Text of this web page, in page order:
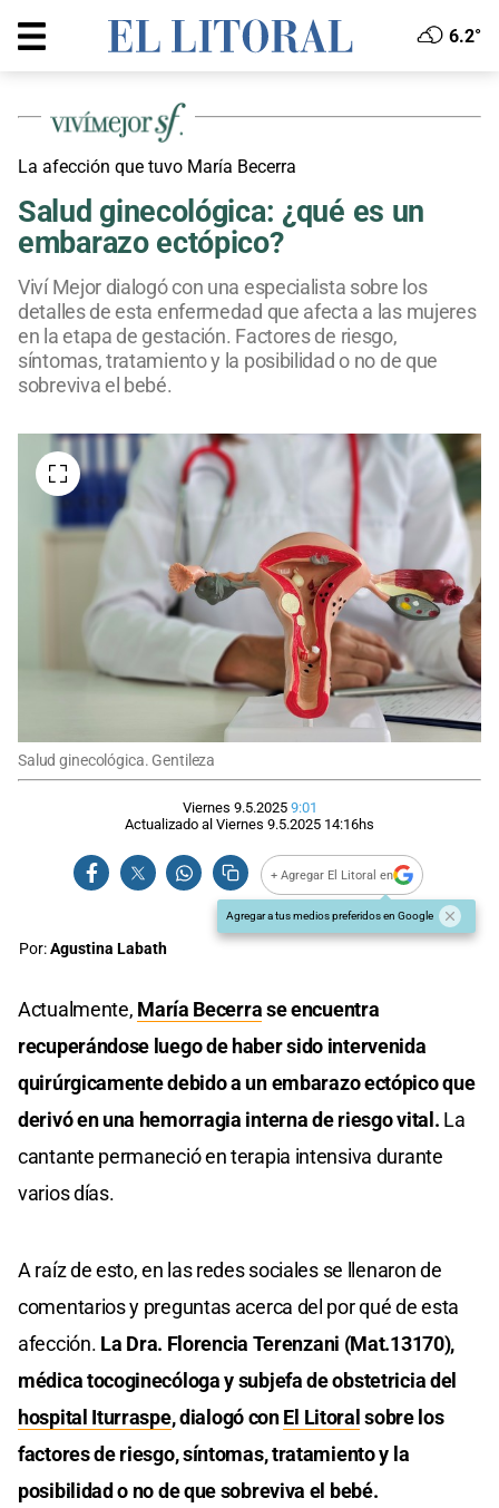
6.2°
La afección que tuvo María Becerra
Salud ginecológica: ¿qué es un
embarazo ectópico?
Viví Mejor dialogó con una especialista sobre los
detalles de esta enfermedad que afecta a las mujeres
en la etapa de gestación. Factores de riesgo,
síntomas, tratamiento y la posibilidad o no de que
sobreviva el bebé.
Salud ginecológica. Gentileza
Viernes 9.5.2025 9:01
Actualizado al Viernes 9.5.2025 14:16hs
+ Agregar El Litoral en
Agregar a tus medios preferidos en Google
Por:Agustina Labath
Actualmente, María Becerrase encuentra
recuperándose luego de haber sido intervenida
quirúrgicamente debido a un embarazo ectópico que
derivó en una hemorragia interna de riesgo vital. La
cantante permaneció en terapia intensiva durante
varios días.
A raíz de esto, en las redes sociales se llenaron de
comentarios y preguntas acerca del por qué de esta
afección. La Dra. Florencia Terenzani (Mat.13170),
médica tocoginecóloga y subjefa de obstetricia del
hospital Iturraspe, dialogó conEl Litoral sobre los
factores de riesgo, síntomas, tratamiento y la
posibilidad o no de que sobreviva el bebé.